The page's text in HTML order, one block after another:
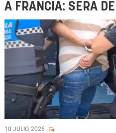
A FRANCIA: SERÁ
10 JULIO, 2026